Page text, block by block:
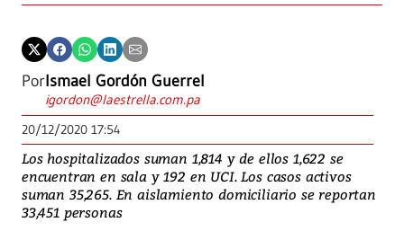
PorIsmael Gordón Guerrel
igordon@laestrella.com.pa
20/12/2020 17:54
Los hospitalizados suman 1,814 y de ellos 1,622 se
encuentran en sala y 192 en UCI. Los casos activos
suman 35,265. En aislamiento domiciliario se reportan
33,451 personas